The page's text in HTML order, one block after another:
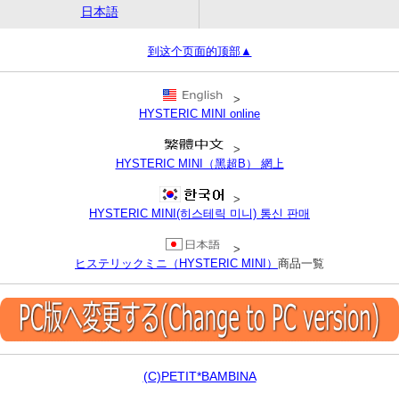
日本語
到这个页面的顶部▲
>
HYSTERIC MINI online
>
HYSTERIC MINI（黑超B） 網上
>
HYSTERIC MINI(히스테릭 미니) 통신 판매
>
ヒステリックミニ（HYSTERIC MINI） 商品一覧
(C)PETIT*BAMBINA